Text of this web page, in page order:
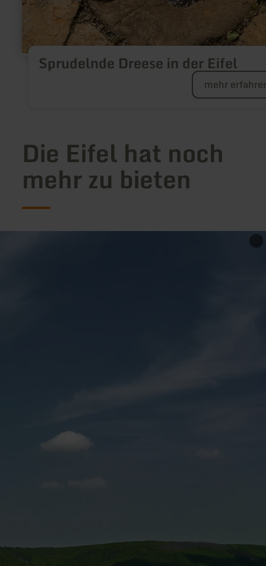
Sprudelnde Dreese in der Eifel
mehr
Die Eifel hat noch
mehr zu bieten